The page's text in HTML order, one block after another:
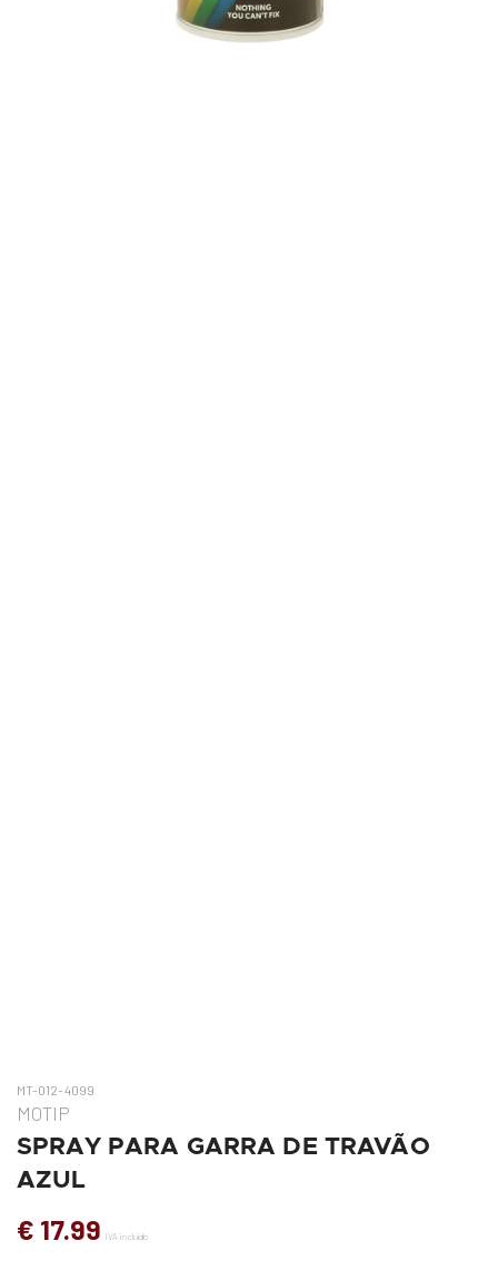
MT-012-4099
MOTIP
SPRAY PARA GARRA DE TRAVÃO
AZUL
€ 17.99 IVA incluído